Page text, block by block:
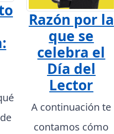
Razón por la
que se
celebra el
Día del
Lector
A continuación te
contamos cómo